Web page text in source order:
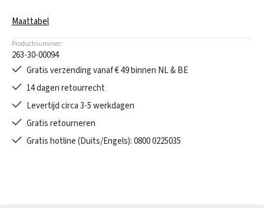
Maattabel
Productnummer:
263-30-00094
Gratis verzending vanaf € 49 binnen NL & BE
14 dagen retourrecht
Levertijd circa 3-5 werkdagen
Gratis retourneren
Gratis hotline (Duits/Engels): 0800 0225035